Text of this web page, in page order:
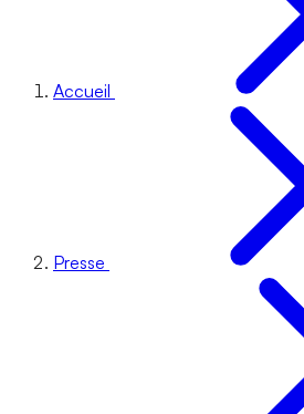
Accueil
Presse